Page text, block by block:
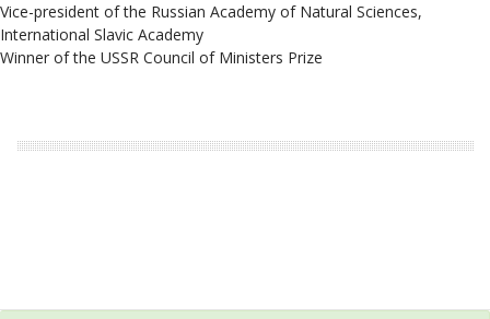
Vice-president of the Russian Academy of Natural Sciences,
International Slavic Academy
Winner of the USSR Council of Ministers Prize